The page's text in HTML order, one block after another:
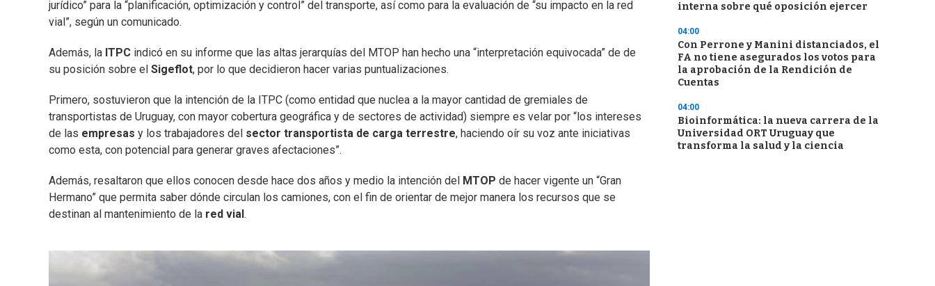
jurídico” para la “planificación, optimización y control” del transporte, así como para la evaluación de “su impacto en la red
vial”, según un comunicado.
Además, la ITPC indicó en su informe que las altas jerarquías del MTOP han hecho una “interpretación equivocada” de de
su posición sobre el Sigeflot, por lo que decidieron hacer varias puntualizaciones.
Primero, sostuvieron que la intención de la ITPC (como entidad que nuclea a la mayor cantidad de gremiales de
transportistas de Uruguay, con mayor cobertura geográfica y de sectores de actividad) siempre es velar por “los intereses
de las empresas y los trabajadores del sector transportista de carga terrestre, haciendo oír su voz ante iniciativas
como esta, con potencial para generar graves afectaciones”.
Además, resaltaron que ellos conocen desde hace dos años y medio la intención del MTOP de hacer vigente un “Gran
Hermano” que permita saber dónde circulan los camiones, con el fin de orientar de mejor manera los recursos que se
destinan al mantenimiento de la red vial .
interna sobre qué oposición ejercer
04:00
Con Perrone y Manini distanciados, el
FA no tiene asegurados los votos para
la aprobación de la Rendición de
Cuentas
04:00
Bioinformática: la nueva carrera de la
Universidad ORT Uruguay que
transforma la salud y la ciencia